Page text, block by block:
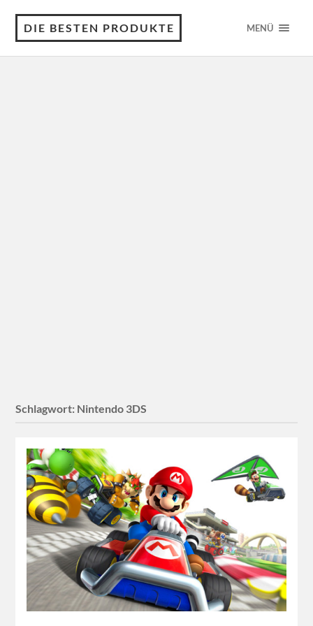
DIE BESTEN PRODUKTE MENÜ
Schlagwort: Nintendo 3DS